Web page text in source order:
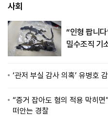
사회
“인형 팝니
밀수조직 기
‘관저 부실 감사 의혹’ 유병호
“증거 잡아도 혐의 적용 막히면
떠안는 경찰